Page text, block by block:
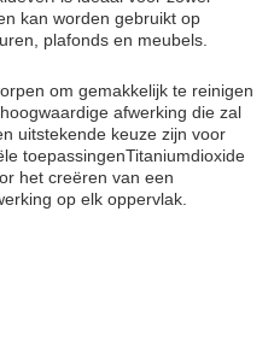
kan worden gebruikt op
plafonds en meubels.
om gemakkelijk te reinigen
afwerking die zal
uitstekende keuze zijn voor
toepassingenTitaniumdioxide
het creëren van een
op elk oppervlak.